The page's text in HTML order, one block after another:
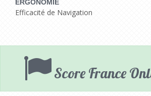
ERGONOMIE
Efficacité de Navigation
Score France